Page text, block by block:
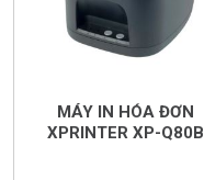
MÁY IN HÓA ĐƠN
XPRINTER XP-Q80B